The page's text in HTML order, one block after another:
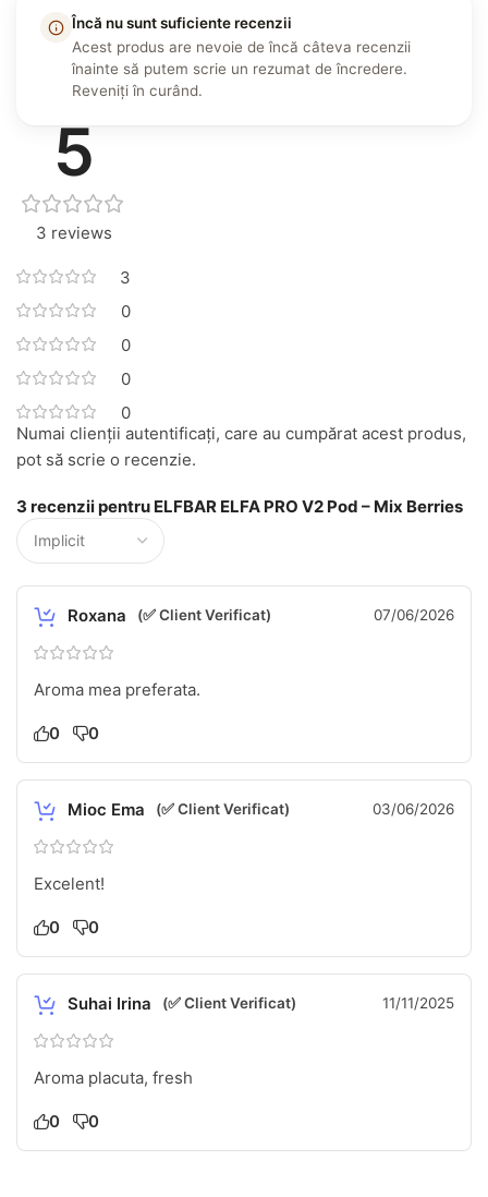
Încă nu sunt suficiente recenzii
Acest produs are nevoie de încă câteva recenzii
înainte să putem scrie un rezumat de încredere.
Reveniți în curând.
5
3 reviews
3
0
0
0
0
3 recenzii pentru ELFBAR ELFA PRO V2 Pod – Mix Berries
Roxana (✅ Client Verificat) 07/06/2026
Aroma mea preferata.
0 0
Mioc Ema (✅ Client Verificat) 03/06/2026
Excelent!
0 0
Suhai Irina (✅ Client Verificat) 11/11/2025
Aroma placuta, fresh
0 0
Numai clienții autentificați, care au cumpărat acest produs,
pot să scrie o recenzie.